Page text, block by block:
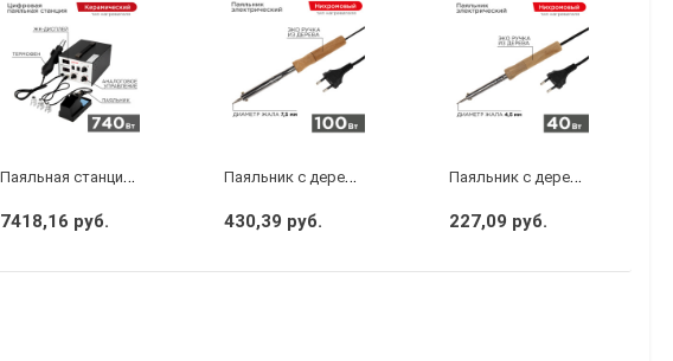
П
аяльная станция (паяльник + фен), модель R852AD+, 100-500°C, LED дисплей REXANT
7418,16 руб.
П
аяльник с деревянной ручкой, серия WOOD, 100Вт, 230В, блистер PROconnect
430,39 руб.
П
аяльник с деревянной ручкой, серия WOOD, 40Вт, 230В, блистер PROconnect
227,09 руб.